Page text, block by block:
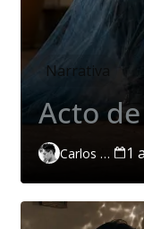
Narrativa
Acto
Carlos Páramo López 1